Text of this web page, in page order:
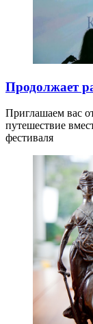
Продолжает
Приглашаем вас
путешествие
фестиваля